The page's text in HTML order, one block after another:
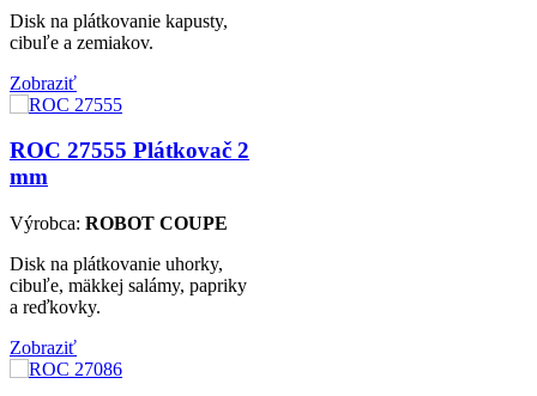
Disk na plátkovanie kapusty,
cibuľe a zemiakov.
Zobraziť
ROC 27555 Plátkovač 2
mm
Výrobca: ROBOT COUPE
Disk na plátkovanie uhorky,
cibuľe, mäkkej salámy, papriky
a reďkovky.
Zobraziť